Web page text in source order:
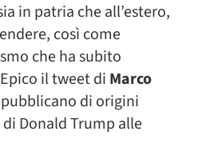
in patria che all’estero,
così come
che ha subito
il tweet di Marco
di origini
Donald Trump alle